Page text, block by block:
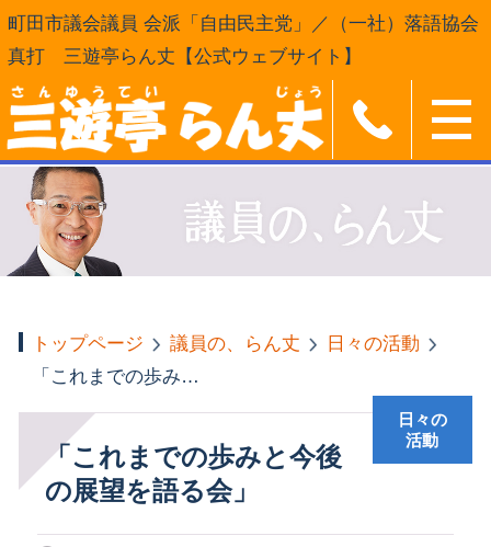
町田市議会議員 会派「自由民主党」／（一社）落語協会
真打 三遊亭らん丈【公式ウェブサイト】
トップページ 議員の、らん丈
日々の活動
「これまでの歩みと今後の展望を語る会」
「これまでの歩みと今後
の展望を語る会」
日々の
活動